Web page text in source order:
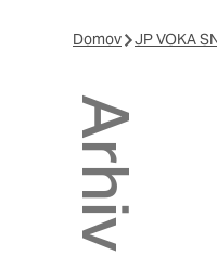
Domov JP VOKA